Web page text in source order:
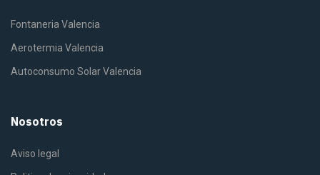
Fontaneria Valencia
Aerotermia Valencia
Autoconsumo Solar Valencia
Nosotros
Aviso legal